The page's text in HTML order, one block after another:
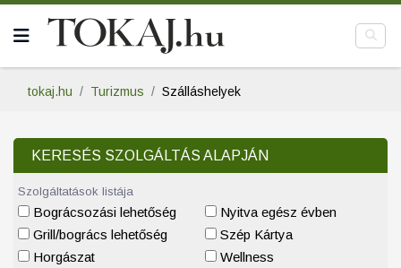
tokaj.hu Turizmus Szálláshelyek
KERESÉS SZOLGÁLTÁS ALAPJÁN
Szolgáltatások listája
Bográcsozási lehetőség
Grill/bogrács lehetőség
Horgászat
Nyitva egész évben
Szép Kártya
Wellness